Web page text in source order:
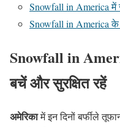
Snowfall in America में
Snowfall in America के
Snowfall in
बचें और सुरक्षित रहें
अमेरिकामें इन दिनों बर्फीले